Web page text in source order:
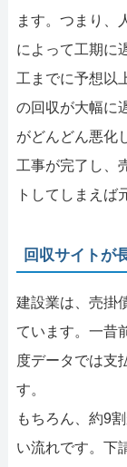
ます。つまり、
によって工期に
工までに予想以
の回収が大幅に
がどんどん悪化
工事が完了し、
トしてしまえば
回収サイトが
建設業は、売掛
ています。一昔
度データでは支
す。
もちろん、約9
い流れです。下